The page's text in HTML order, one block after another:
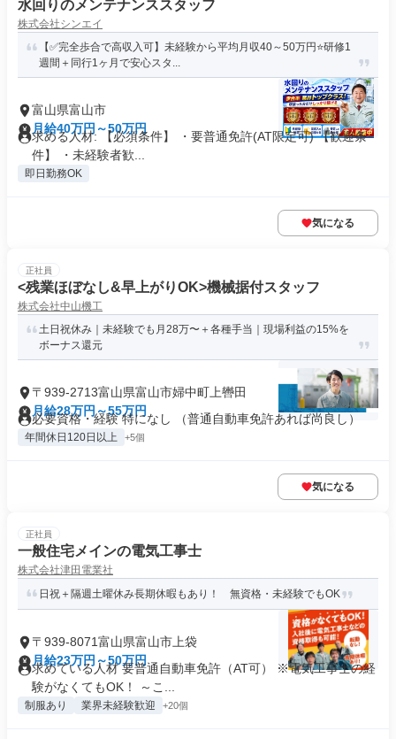
水回りのメンテナンススタッフ
株式会社シンエイ
【✅完全歩合で高収入可】未経験から平均月収40～50万円⭐研修1
週間＋同行1ヶ月で安心スタ...
富山県富山市
月給40万円～50万円
求める人材: 【必須条件】 ・要普通免許(AT限定可) 【歓迎条
件】 ・未経験者歓...
即日勤務OK
気になる
正社員
<残業ほぼなし&早上がりOK>機械据付スタッフ
株式会社中山機工
土日祝休み｜未経験でも月28万〜＋各種手当｜現場利益の15%を
ボーナス還元
〒939-2713富山県富山市婦中町上轡田
月給28万円～55万円
必要資格・経験 特になし （普通自動車免許あれば尚良し）
年間休日120日以上 +5個
気になる
正社員
一般住宅メインの電気工事士
株式会社津田電業社
日祝＋隔週土曜休み長期休暇もあり！ 無資格・未経験でもOK
〒939-8071富山県富山市上袋
月給23万円～50万円
求めている人材 要普通自動車免許（AT可） ※電気工事士の経
験がなくてもOK！ ～こ...
制服あり 業界未経験歓迎 +20個